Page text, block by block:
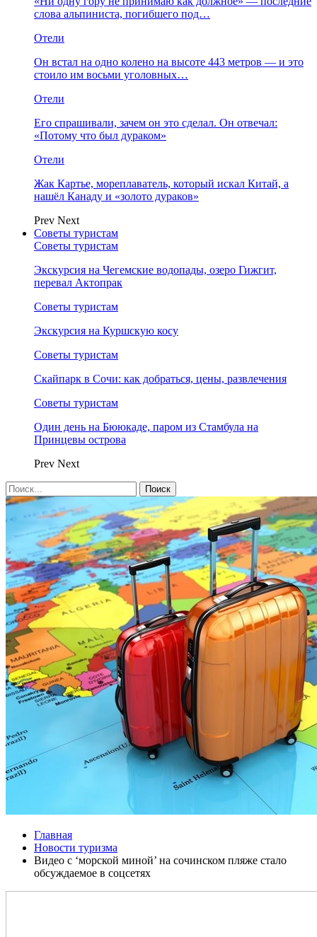
слова альпиниста, погибшего под…
Отели
Он встал на одно колено на высоте 443 метров — и это
стоило им восьми уголовных…
Отели
Его спрашивали, зачем он это сделал. Он отвечал:
«Потому что был дураком»
Отели
Жак Картье, мореплаватель, который искал Китай, а
нашёл Канаду и «золото дураков»
Prev Next
Советы туристам
Советы туристам
Экскурсия на Чегемские водопады, озеро Гижгит,
перевал Актопрак
Советы туристам
Экскурсия на Куршскую косу
Советы туристам
Скайпарк в Сочи: как добраться, цены, развлечения
Советы туристам
Один день на Бююкаде, паром из Стамбула на
Принцевы острова
Prev Next
Главная
Новости туризма
Видео с ‘морской миной’ на сочинском пляже стало
обсуждаемое в соцсетях